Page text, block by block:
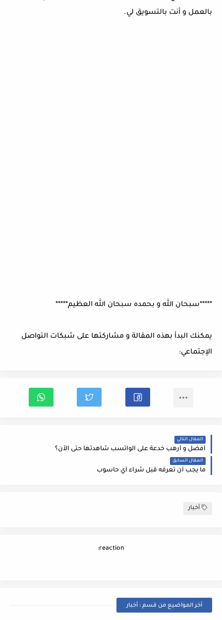
بالعمل و أنت بالتسويق لي.
*****سبحان الله و بحمده سبحان الله العظيم*****
يمكنك البدأ بهذه المقالة و مشاركتها على شبكات التواصل
الإجتماعي:
المقال التالي
أفضل و أرهب خدعة على الواتسب شاهدتها حتى الأن؟
المقال السابق
ما يجب أن تعرفه قبل شراء أي حاسوب
أخبار
reaction:
أخر المواضيع من قسم : أخبار